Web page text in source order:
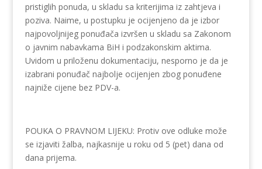
pristiglih ponuda, u skladu sa kriterijima iz zahtjeva i
poziva. Naime, u postupku je ocijenjeno da je izbor
najpovoljnijeg ponuđača izvršen u skladu sa Zakonom
o javnim nabavkama BiH i podzakonskim aktima.
Uvidom u priloženu dokumentaciju, nesporno je da je
izabrani ponuđač najbolje ocijenjen zbog ponuđene
najniže cijene bez PDV-a.
POUKA O PRAVNOM LIJEKU: Protiv ove odluke može
se izjaviti žalba, najkasnije u roku od 5 (pet) dana od
dana prijema.